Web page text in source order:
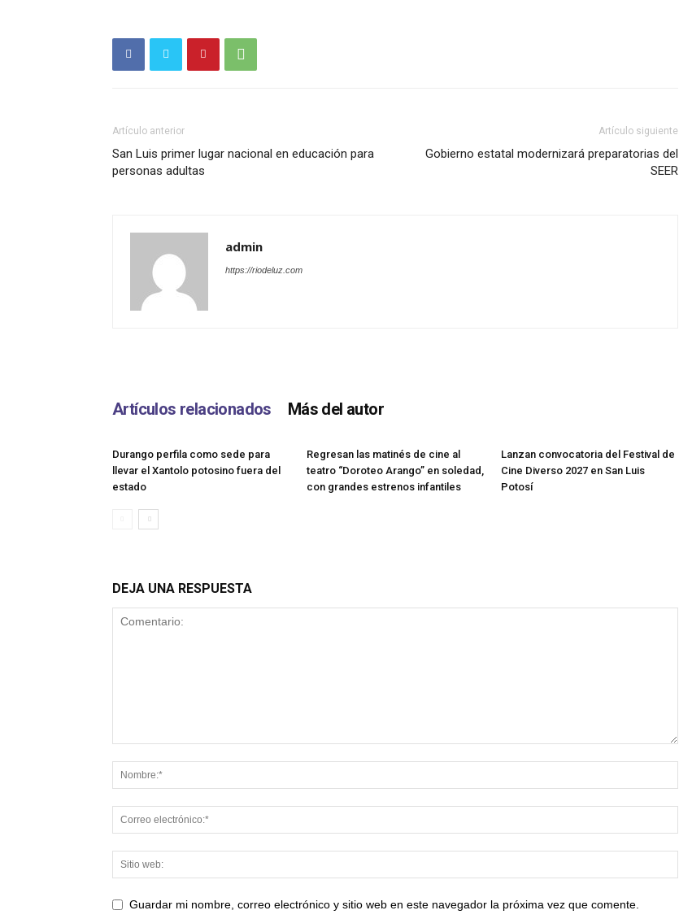
Artículo anterior
San Luis primer lugar nacional en educación para
personas adultas
Artículo siguiente
Gobierno estatal modernizará preparatorias del
SEER
admin
https://riodeluz.com
Artículos relacionados Más del autor
Durango perfila como sede para
llevar el Xantolo potosino fuera del
estado
Regresan las matinés de cine al
teatro “Doroteo Arango” en soledad,
con grandes estrenos infantiles
Lanzan convocatoria del Festival de
Cine Diverso 2027 en San Luis
Potosí
DEJA UNA RESPUESTA
Guardar mi nombre, correo electrónico y sitio web en este navegador la próxima vez que comente.